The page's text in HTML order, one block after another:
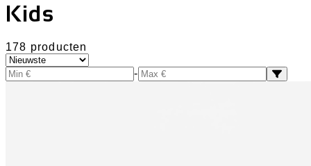
Kids
178 producten
-